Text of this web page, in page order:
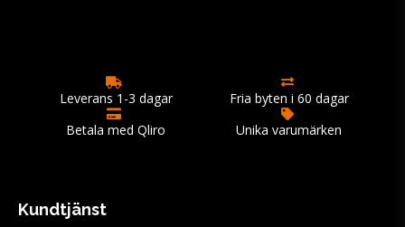
Leverans 1-3 dagar
Fria byten i 60 dagar
Betala med Qliro
Unika varumärken
Kundtjänst